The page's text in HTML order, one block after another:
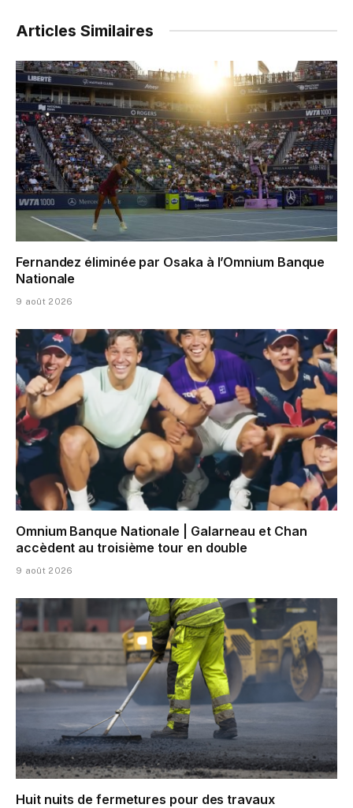
Articles Similaires
Fernandez éliminée par Osaka à l’Omnium Banque
Nationale
9 août 2026
Omnium Banque Nationale | Galarneau et Chan
accèdent au troisième tour en double
9 août 2026
Huit nuits de fermetures pour des travaux